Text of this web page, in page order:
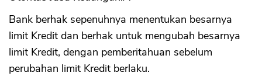
Bank berhak sepenuhnya menentukan besarnya
limit Kredit dan berhak untuk mengubah besarnya
limit Kredit, dengan pemberitahuan sebelum
perubahan limit Kredit berlaku.